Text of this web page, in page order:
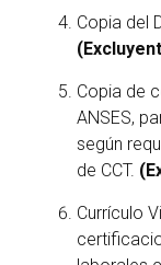
Copia del
Copia de
ANSES,
según
de CCT.
Currículo